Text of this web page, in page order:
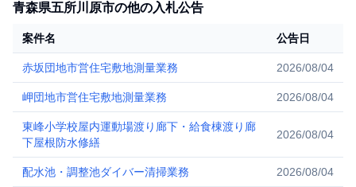
青森県五所川原市の他の入札公告
案件名 公告日
赤坂団地市営住宅敷地測量業務 2026/08/04
岬団地市営住宅敷地測量業務 2026/08/04
東峰小学校屋内運動場渡り廊下・給食棟渡り廊
下屋根防水修繕
2026/08/04
配水池・調整池ダイバー清掃業務 2026/08/04